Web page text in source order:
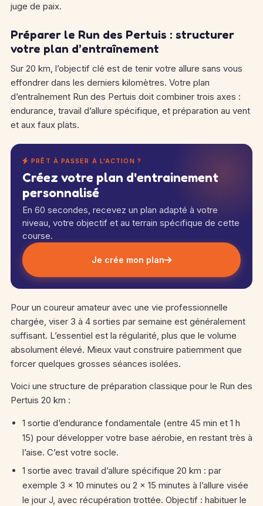
juge de paix.
Préparer le Run des Pertuis : structurer
votre plan d’entraînement
Sur 20 km, l’objectif clé est de tenir votre allure sans vous
effondrer dans les derniers kilomètres. Votre plan
d’entraînement Run des Pertuis doit combiner trois axes :
endurance, travail d’allure spécifique, et préparation au vent
et aux faux plats.
PRÊT À PASSER À L'ACTION ?
Créez votre plan d'entrainement
personnalisé
En 60 secondes, recevez un plan adapté à votre
niveau, votre objectif et au terrain spécifique de cette
course.
Je crée mon plan
Pour un coureur amateur avec une vie professionnelle
chargée, viser 3 à 4 sorties par semaine est généralement
suffisant. L’essentiel est la régularité, plus que le volume
absolument élevé. Mieux vaut construire patiemment que
forcer quelques grosses séances isolées.
Voici une structure de préparation classique pour le Run des
Pertuis 20 km :
1 sortie d’endurance fondamentale (entre 45 min et 1 h
15) pour développer votre base aérobie, en restant très à
l’aise. C’est votre socle.
1 sortie avec travail d’allure spécifique 20 km : par
exemple 3 × 10 minutes ou 2 × 15 minutes à l’allure visée
le jour J, avec récupération trottée. Objectif : habituer le